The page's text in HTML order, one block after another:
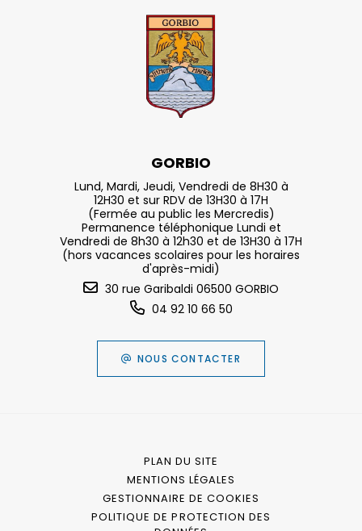
GORBIO
Lund, Mardi, Jeudi, Vendredi de 8H30 à
12H30 et sur RDV de 13H30 à 17H
(Fermée au public les Mercredis)
Permanence téléphonique Lundi et
Vendredi de 8h30 à 12h30 et de 13H30 à 17H
(hors vacances scolaires pour les horaires
d'après-midi)
30 rue Garibaldi 06500 GORBIO
04 92 10 66 50
NOUS CONTACTER
PLAN DU SITE
MENTIONS LÉGALES
GESTIONNAIRE DE COOKIES
POLITIQUE DE PROTECTION DES